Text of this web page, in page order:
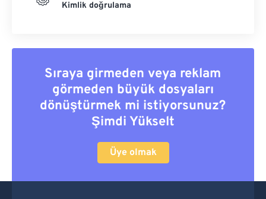
Kimlik doğrulama
Sıraya girmeden veya reklam
görmeden büyük dosyaları
dönüştürmek mi istiyorsunuz?
Şimdi Yükselt
Üye olmak